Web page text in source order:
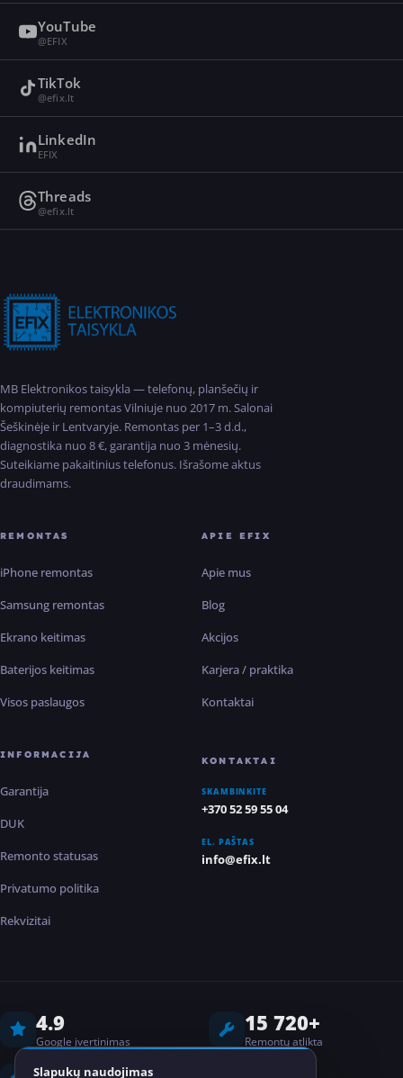
YouTube
@EFIX
TikTok
@efix.lt
LinkedIn
EFIX
Threads
@efix.lt
MB Elektronikos taisykla — telefonų, planšečių ir
kompiuterių remontas Vilniuje nuo 2017 m. Salonai
Šeškinėje ir Lentvaryje. Remontas per 1–3 d.d.,
diagnostika nuo 8 €, garantija nuo 3 mėnesių.
Suteikiame pakaitinius telefonus. Išrašome aktus
draudimams.
REMONTAS
iPhone remontas
Samsung remontas
Ekrano keitimas
Baterijos keitimas
Visos paslaugos
APIE EFIX
Apie mus
Blog
Akcijos
Karjera / praktika
Kontaktai
INFORMACIJA
Garantija
DUK
Remonto statusas
Privatumo politika
Rekvizitai
KONTAKTAI
SKAMBINKITE
+370 52 59 55 04
EL. PAŠTAS
info@efix.lt
4.9
Google įvertinimas
15 720+
Remontų atlikta
Slapukų naudojimas